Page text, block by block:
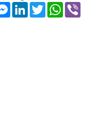
Messenger
LinkedIn
TwitterWhatsApp